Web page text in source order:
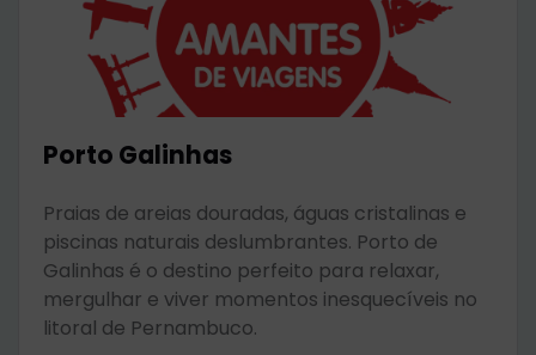
Porto Galinhas
Praias de areias douradas, águas cristalinas e
piscinas naturais deslumbrantes. Porto de
Galinhas é o destino perfeito para relaxar,
mergulhar e viver momentos inesquecíveis no
litoral de Pernambuco.